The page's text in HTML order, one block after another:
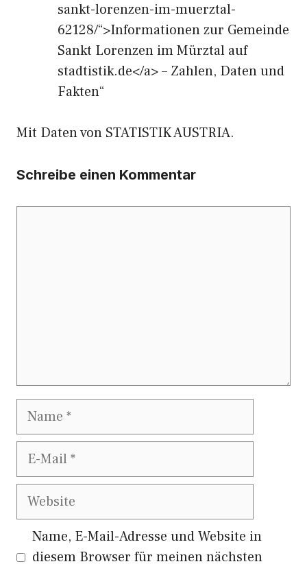
sankt-lorenzen-im-muerztal-
62128/“>Informationen zur Gemeinde
Sankt Lorenzen im Mürztal auf
stadtistik.de</a> – Zahlen, Daten und
Fakten“
Mit Daten von STATISTIK AUSTRIA.
Schreibe einen Kommentar
Name
E-
Website
Name, E-Mail-Adresse und Website in
diesem Browser für meinen nächsten